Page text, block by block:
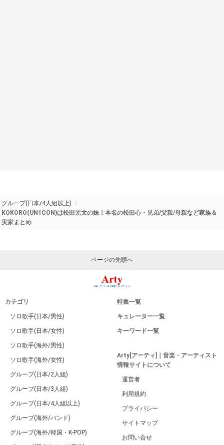
グループ(日本/4人組以上)
KOKORO(UN1CON)は松田元太の妹！本名の松田心・兄弟/父親/母親など家族＆
実家まとめ
ページの先頭へ
カテゴリ
ソロ歌手(日本/男性)
ソロ歌手(日本/女性)
ソロ歌手(海外/男性)
ソロ歌手(海外/女性)
グループ(日本/2人組)
グループ(日本/3人組)
グループ(日本/4人組以上)
グループ(海外/バンド)
グループ(海外/韓国・K-POP)
特集一覧
キュレーター一覧
キーワード一覧
Arty[アーティ]｜音楽・アーティスト
情報サイトについて
運営者
利用規約
プライバシー
サイトマップ
お問い合せ